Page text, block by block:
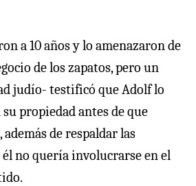
a 10 años y lo amenazaron de
de los zapatos, pero un
judío- testificó que Adolf lo
propiedad antes de que
de respaldar las
no quería involucrarse en el